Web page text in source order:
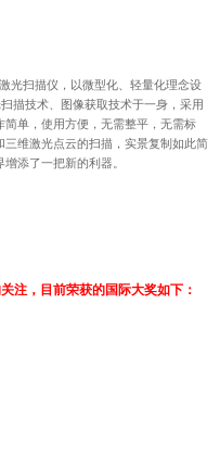
光扫描仪，以微型化、轻量化理念设
描技术、图像获取技术于一身，采用
单，使用方便，无需整平，无需标
维激光点云的扫描，实景复制如此简
添了一把新的利器。
注，目前荣获的国际大奖如下：